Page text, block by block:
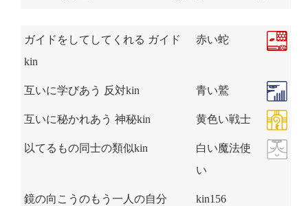
ガイドをしてしてくれる ガイド
kin
赤い蛇
互いに学びあう 反対kin 青い鷲
互いに秘かれあう 神秘kin 黄色い戦士
以てるもの同士の類似kin
白い魔法使
い
鏡の向こうのもう一人の自分 kin156